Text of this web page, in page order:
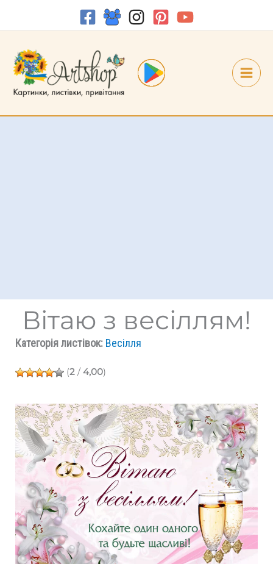
Вітаю з весіллям!
Категорія листівок: Весілля
(2 / 4,00)